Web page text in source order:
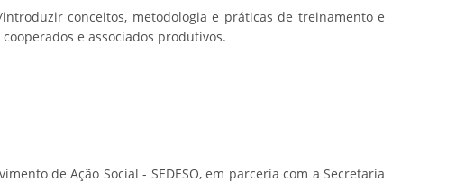
conceitos, metodologia e práticas de treinamento e
e associados produtivos.
de Ação Social - SEDESO, em parceria com a Secretaria